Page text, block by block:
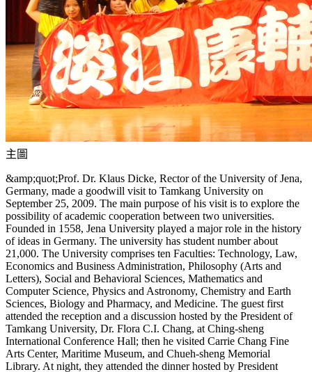
主圖
&amp;quot;Prof. Dr. Klaus Dicke, Rector of the University of Jena,
Germany, made a goodwill visit to Tamkang University on
September 25, 2009. The main purpose of his visit is to explore the
possibility of academic cooperation between two universities.
Founded in 1558, Jena University played a major role in the history
of ideas in Germany. The university has student number about
21,000. The University comprises ten Faculties: Technology, Law,
Economics and Business Administration, Philosophy (Arts and
Letters), Social and Behavioral Sciences, Mathematics and
Computer Science, Physics and Astronomy, Chemistry and Earth
Sciences, Biology and Pharmacy, and Medicine. The guest first
attended the reception and a discussion hosted by the President of
Tamkang University, Dr. Flora C.I. Chang, at Ching-sheng
International Conference Hall; then he visited Carrie Chang Fine
Arts Center, Maritime Museum, and Chueh-sheng Memorial
Library. At night, they attended the dinner hosted by President